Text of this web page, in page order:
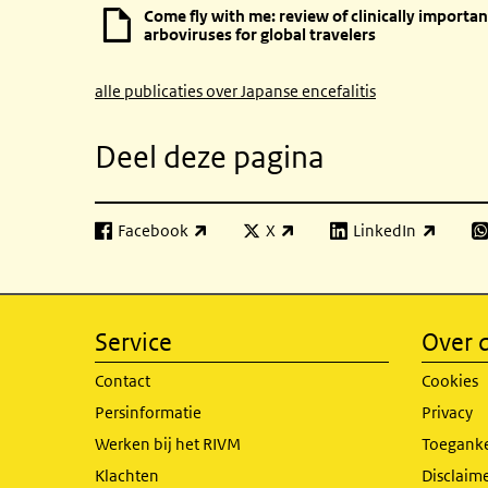
Come fly with me: review of clinically
arboviruses for global travelers
alle publicaties over Japanse encefalitis
Deel deze pagina
Facebook
(externe link) X
(externe link) LinkedIn
(externe link)
Service
Contact
Persinformatie
Werken bij het RIVM
Klachten
Over
Cookies
Privacy